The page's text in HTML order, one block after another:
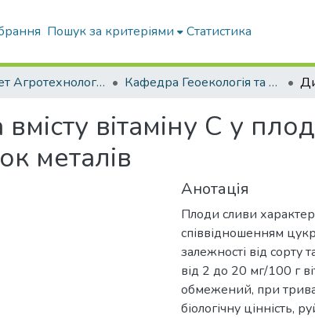
Пошук за критеріями Статистика
Факультет Агротехнологій та екології Кафедра Геоекологія та землеустрій
вітаміну С у
металів
Анотація
Плоди сливи
співвідношенням
залежності від сорту
від 2 до 20 мг/100 г
обмежений, при
біологічну цінність,